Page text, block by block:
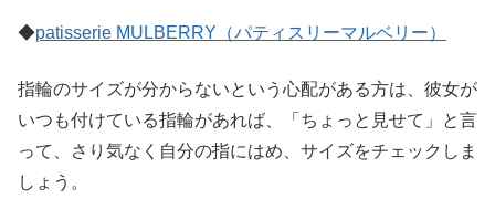
◆patisserie MULBERRY（パティスリーマルベリー）
指輪のサイズが分からないという心配がある方は、彼女が
いつも付けている指輪があれば、「ちょっと見せて」と言
って、さり気なく自分の指にはめ、サイズをチェックしま
しょう。